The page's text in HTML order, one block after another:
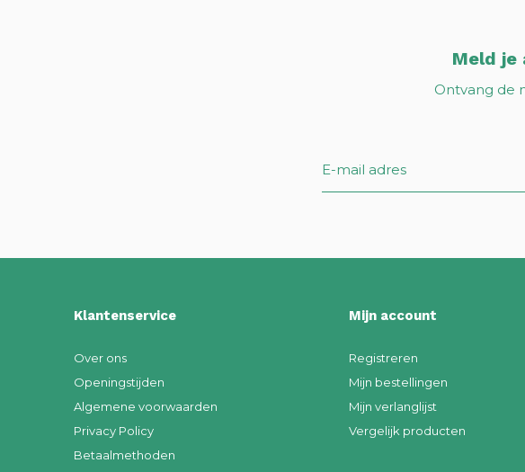
Meld je
Ontvang de
Klantenservice
Over ons
Openingstijden
Algemene voorwaarden
Privacy Policy
Betaalmethoden
Mijn account
Registreren
Mijn bestellingen
Mijn verlanglijst
Vergelijk producten